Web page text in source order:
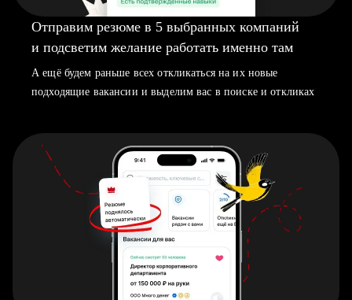
Отправим резюме в 5 выбранных компаний
и подсветим желание работать именно там
А ещё будем раньше всех откликаться на их новые
подходящие вакансии и выделим вас в поиске и откликах